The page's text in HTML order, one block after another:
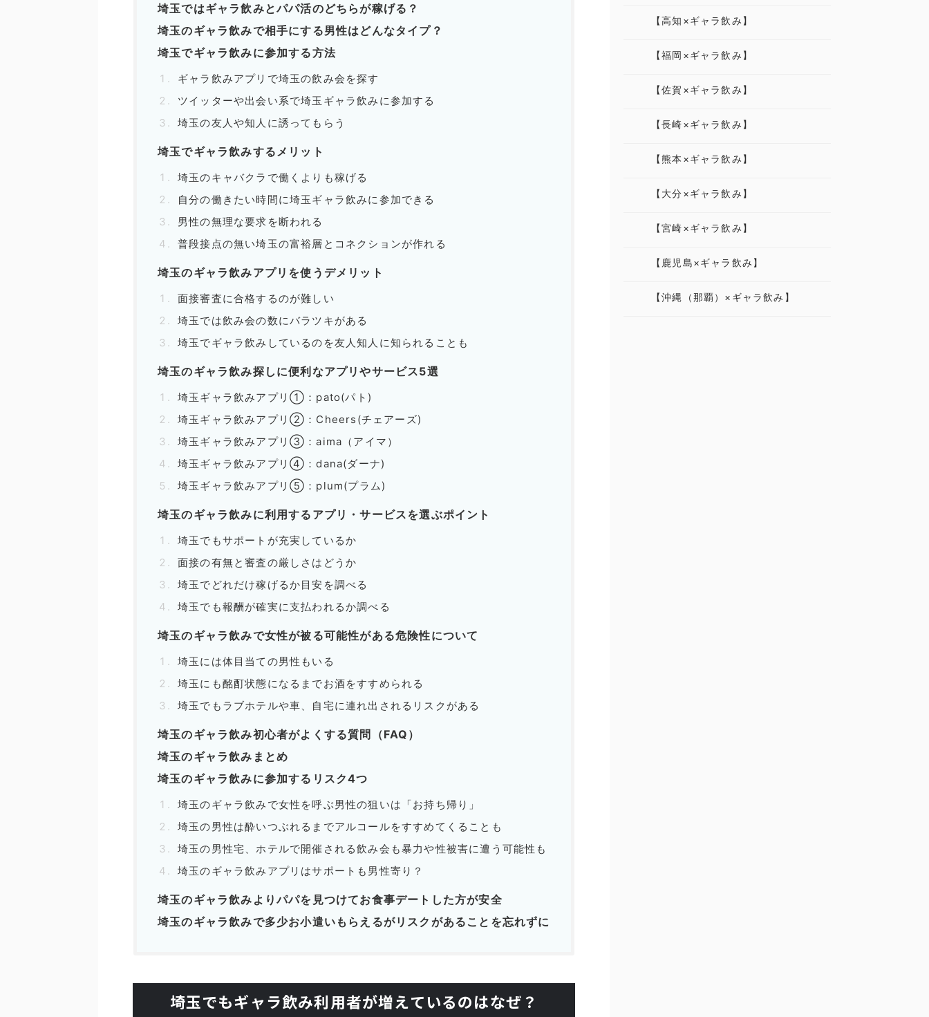
埼玉ではギャラ飲みとパパ活のどちらが稼げる？
埼玉のギャラ飲みで相手にする男性はどんなタイプ？
埼玉でギャラ飲みに参加する方法
ギャラ飲みアプリで埼玉の飲み会を探す
ツイッターや出会い系で埼玉ギャラ飲みに参加する
埼玉の友人や知人に誘ってもらう
埼玉でギャラ飲みするメリット
埼玉のキャバクラで働くよりも稼げる
自分の働きたい時間に埼玉ギャラ飲みに参加できる
男性の無理な要求を断われる
普段接点の無い埼玉の富裕層とコネクションが作れる
埼玉のギャラ飲みアプリを使うデメリット
面接審査に合格するのが難しい
埼玉では飲み会の数にバラツキがある
埼玉でギャラ飲みしているのを友人知人に知られることも
埼玉のギャラ飲み探しに便利なアプリやサービス5選
埼玉ギャラ飲みアプリ①：pato(パト)
埼玉ギャラ飲みアプリ②：Cheers(チェアーズ)
埼玉ギャラ飲みアプリ③：aima（アイマ）
埼玉ギャラ飲みアプリ④：dana(ダーナ)
埼玉ギャラ飲みアプリ⑤：plum(プラム)
埼玉のギャラ飲みに利用するアプリ・サービスを選ぶポイント
埼玉でもサポートが充実しているか
面接の有無と審査の厳しさはどうか
埼玉でどれだけ稼げるか目安を調べる
埼玉でも報酬が確実に支払われるか調べる
埼玉のギャラ飲みで女性が被る可能性がある危険性について
埼玉には体目当ての男性もいる
埼玉にも酩酊状態になるまでお酒をすすめられる
埼玉でもラブホテルや車、自宅に連れ出されるリスクがある
埼玉のギャラ飲み初心者がよくする質問（FAQ）
埼玉のギャラ飲みまとめ
埼玉のギャラ飲みに参加するリスク4つ
埼玉のギャラ飲みで女性を呼ぶ男性の狙いは「お持ち帰り」
埼玉の男性は酔いつぶれるまでアルコールをすすめてくることも
埼玉の男性宅、ホテルで開催される飲み会も暴力や性被害に遭う可能性も
埼玉のギャラ飲みアプリはサポートも男性寄り？
埼玉のギャラ飲みよりパパを見つけてお食事デートした方が安全
埼玉のギャラ飲みで多少お小遣いもらえるがリスクがあることを忘れずに
埼玉でもギャラ飲み利用者が増えているのはなぜ？
【高知×ギャラ飲み】
【福岡×ギャラ飲み】
【佐賀×ギャラ飲み】
【長崎×ギャラ飲み】
【熊本×ギャラ飲み】
【大分×ギャラ飲み】
【宮崎×ギャラ飲み】
【鹿児島×ギャラ飲み】
【沖縄（那覇）×ギャラ飲み】